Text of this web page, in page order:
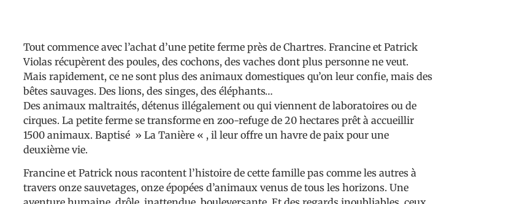
Tout commence avec l’achat d’une petite ferme près de Chartres. Francine et Patrick
Violas récupèrent des poules, des cochons, des vaches dont plus personne ne veut.
Mais rapidement, ce ne sont plus des animaux domestiques qu’on leur confie, mais des
bêtes sauvages. Des lions, des singes, des éléphants…
Des animaux maltraités, détenus illégalement ou qui viennent de laboratoires ou de
cirques. La petite ferme se transforme en zoo-refuge de 20 hectares prêt à accueillir
1500 animaux. Baptisé » La Tanière « , il leur offre un havre de paix pour une
deuxième vie.
Francine et Patrick nous racontent l’histoire de cette famille pas comme les autres à
travers onze sauvetages, onze épopées d’animaux venus de tous les horizons. Une